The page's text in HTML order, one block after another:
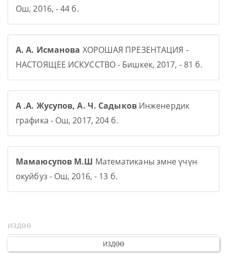
Ош, 2016, - 44 б.
А. А. Исманова ХОРОШАЯ ПРЕЗЕНТАЦИЯ -
НАСТОЯЩЕЕ ИСКУССТВО - Бишкек, 2017, - 81 б.
А .А. Жусупов, А. Ч. Садыков Инженердик
графика - Ош, 2017, 204 б.
Мамаюсупов М.Ш Математиканы эмне үчүн
окуйбуз - Ош, 2016, - 13 б.
ИЗДӨӨ